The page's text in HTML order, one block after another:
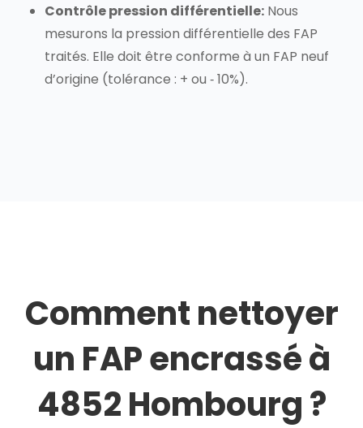
Contrôle pression différentielle: Nous
mesurons la pression différentielle des FAP
traités. Elle doit être conforme à un FAP neuf
d’origine (tolérance : + ou ‐ 10%).
Comment nettoyer
un FAP encrassé à
4852 Hombourg ?